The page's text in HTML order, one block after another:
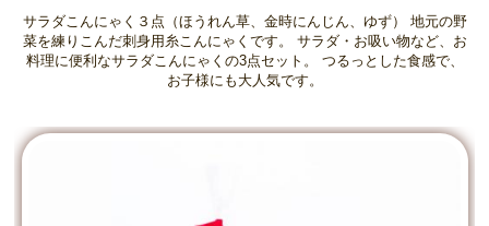
サラダこんにゃく３点（ほうれん草、金時にんじん、ゆず） 地元の野
菜を練りこんだ刺身用糸こんにゃくです。 サラダ・お吸い物など、お
料理に便利なサラダこんにゃくの3点セット。 つるっとした食感で、
お子様にも大人気です。